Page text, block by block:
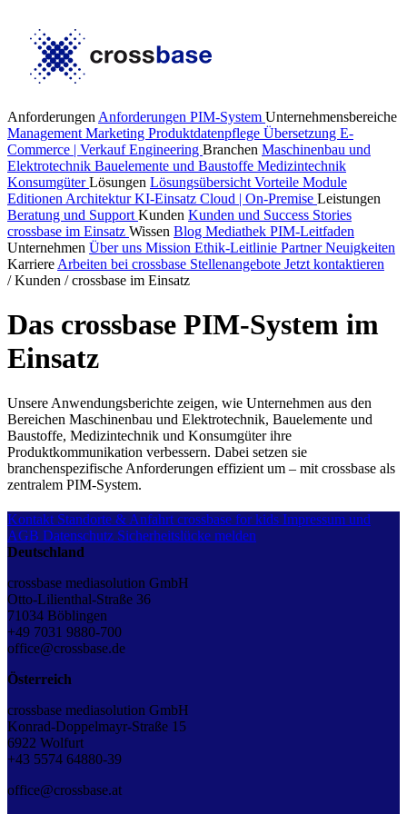
Anforderungen Anforderungen PIM-System Unternehmensbereiche
Management Marketing Produktdatenpflege Übersetzung E-
Commerce | VerkaufEngineering Branchen Maschinenbau und
Elektrotechnik Bauelemente und Baustoffe Medizintechnik
KonsumgüterLösungen Lösungsübersicht Vorteile Module
Editionen ArchitekturKI-Einsatz Cloud | On-Premise Leistungen
Beratung und Support Kunden Kunden und Success Stories
crossbase im Einsatz Wissen Blog Mediathek PIM-Leitfaden
Unternehmen Über uns Mission Ethik-Leitlinie PartnerNeuigkeiten
Karriere Arbeiten bei crossbase Stellenangebote Jetzt kontaktieren
/ Kunden / crossbase im Einsatz
Das crossbase PIM-System im
Einsatz
Unsere Anwendungsberichte zeigen, wie Unternehmen aus den
Bereichen Maschinenbau und Elektrotechnik, Bauelemente und
Baustoffe, Medizintechnik und Konsumgüter ihre
Produktkommunikation verbessern. Dabei setzen sie
branchenspezifische Anforderungen effizient um – mit crossbase als
zentralem PIM-System.
Kontakt Standorte & Anfahrt crossbase for kids Impressum und
AGB Datenschutz Sicherheitslücke melden
Deutschland
crossbase mediasolution GmbH
Otto-Lilienthal-Straße 36
71034 Böblingen
+49 7031 9880-700
office@crossbase.de
Österreich
crossbase mediasolution GmbH
Konrad-Doppelmayr-Straße 15
6922 Wolfurt
+43 5574 64880-39
office@crossbase.at